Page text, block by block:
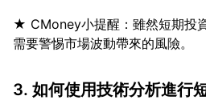
★ CMoney小提醒：雖然短期投
3. 如何使用技術分析進行